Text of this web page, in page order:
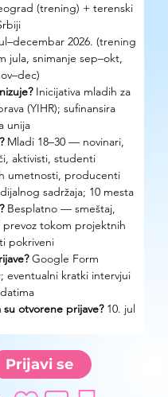
(trening) + terenski
2026. (trening
jula, snimanje sep–okt,
Inicijativa mladih za
(YIHR); sufinansira
unija
Mladi 18–30 — novinari,
aktivisti, studenti
umetnosti, producenti
sadržaja; 10 mesta
Besplatno — smeštaj,
prevoz tokom projektnih
pokriveni
Google Form
eventualni kratki intervjui
su otvorene prijave? 10. jul
Prijavi se